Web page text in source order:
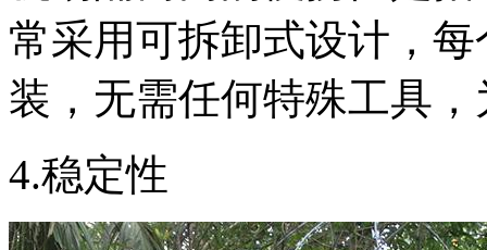
常采用可拆卸式设计，
装，无需任何特殊工具
4.稳定性